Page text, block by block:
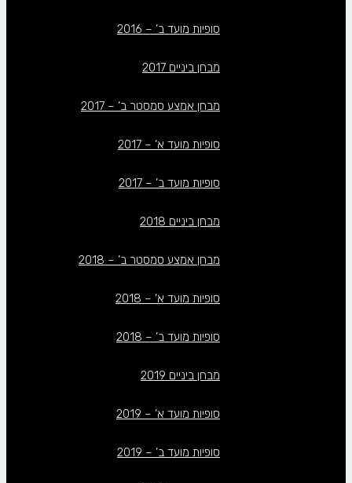
סופיות מועד ב’ – 2016
מבחן ביניים 2017
מבחן אמצע סמסטר ב’ – 2017
סופיות מועד א’ – 2017
סופיות מועד ב’ – 2017
מבחן ביניים 2018
מבחן אמצע סמסטר ב’ – 2018
סופיות מועד א’ – 2018
סופיות מועד ב’ – 2018
מבחן ביניים 2019
סופיות מועד א’ – 2019
סופיות מועד ב’ – 2019